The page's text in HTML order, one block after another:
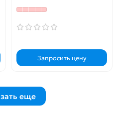
Запросить цену
еще